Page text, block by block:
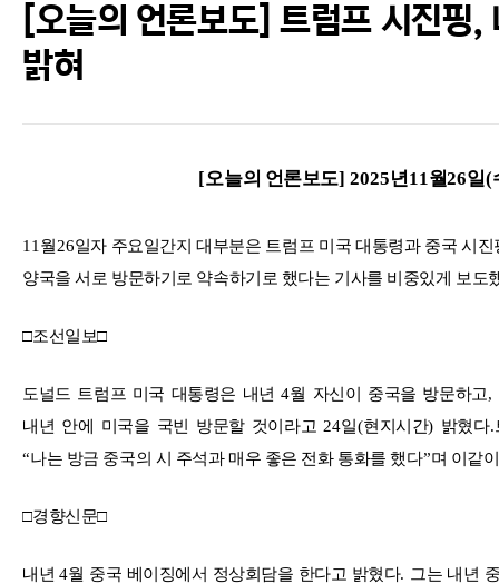
[오늘의 언론보도] 트럼프 시진핑
밝혀
[오늘의 언론보도] 2025년11월26일(
11 월26일자 주요일간지 대부분은 트럼프 미국 대통령과 중국 시
양국을 서로 방문하기로 약속하기로 했다는 기사를 비중있게 보도
□조선일보□
도널드 트럼프 미국 대통령은 내년4월 자신이 중국을 방문하고,
내년 안에 미국을 국빈 방문할 것이라고 24일(현지시간) 밝혔다.
“나는 방금 중국의 시 주석과 매우 좋은 전화 통화를 했다”며 이같
□경향신문□
내년4월 중국 베이징에서 정상회담을 한다고 밝혔다. 그는 내년